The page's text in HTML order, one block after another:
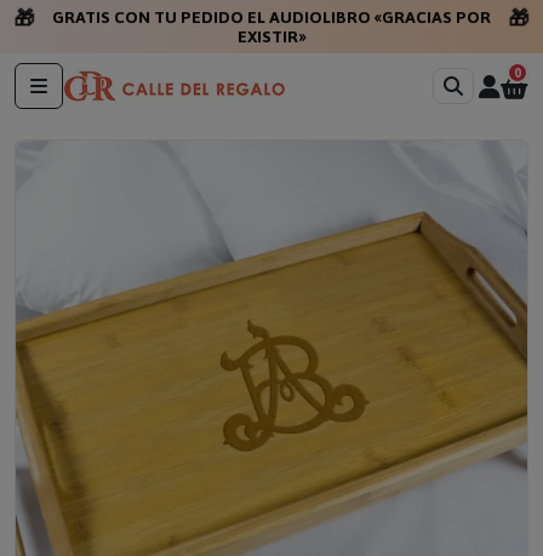
🎁
GRATIS CON TU PEDIDO EL AUDIOLIBRO «GRACIAS POR
EXISTIR»
🎁
0